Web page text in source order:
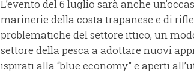
L’evento del 6 luglio sarà anche
marinerie della costa trapanese e di
problematiche del settore ittico, un
settore della pesca a adottare nuovi
ispirati alla “blue economy” e aperti